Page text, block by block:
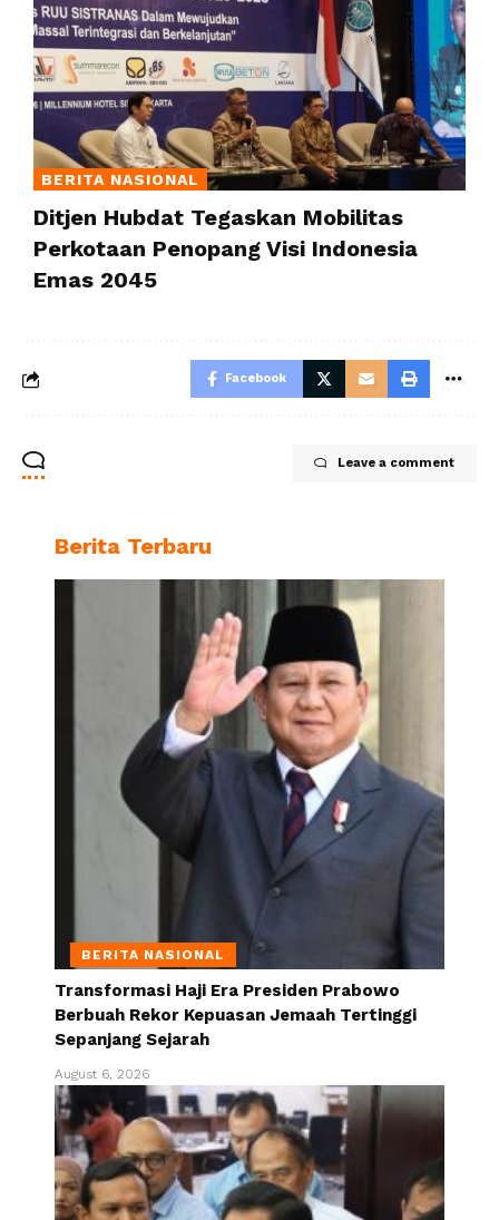
BERITA NASIONAL
Ditjen Hubdat Tegaskan Mobilitas
Perkotaan Penopang Visi Indonesia
Emas 2045
Facebook
Leave a comment
Berita Terbaru
BERITA NASIONAL
Transformasi Haji Era Presiden Prabowo
Berbuah Rekor Kepuasan Jemaah Tertinggi
Sepanjang Sejarah
August 6, 2026